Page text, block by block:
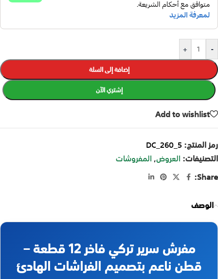
-
+
إضافة إلى السلة
إشتري الآن
Add to wishlist
رمز المنتج:DC_260_5
التصنيفات:العروض,المفروشات
Share:
الوصف
مفرش سرير تركي فاخر 12 قطعة –
قطن ناعم بتصميم الفراشات الهادئ